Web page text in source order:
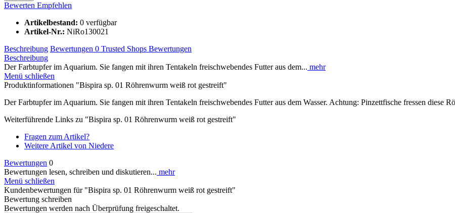
Bewerten Empfehlen
Artikelbestand: 0 verfügbar
Artikel-Nr.: NiRo130021
Beschreibung Bewertungen 0 Trusted Shops Bewertungen
Beschreibung
Der Farbtupfer im Aquarium. Sie fangen mit ihren Tentakeln freischwebendes Futter aus dem... mehr
Menü schließen
Produktinformationen "Bispira sp. 01 Röhrenwurm weiß rot gestreift"
Der Farbtupfer im Aquarium. Sie fangen mit ihren Tentakeln freischwebendes Futter aus dem Wasser. Achtung: Pinzettfische fressen diese
Weiterführende Links zu "Bispira sp. 01 Röhrenwurm weiß rot gestreift"
Fragen zum Artikel?
Weitere Artikel von Niedere
Bewertungen 0
Bewertungen lesen, schreiben und diskutieren... mehr
Menü schließen
Kundenbewertungen für "Bispira sp. 01 Röhrenwurm weiß rot gestreift"
Bewertung schreiben
Bewertungen werden nach Überprüfung freigeschaltet.